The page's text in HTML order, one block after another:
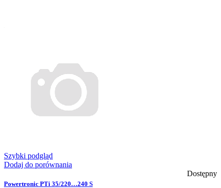
Szybki podgląd
Dodaj do porównania
Dostępny
Powertronic PTi 35/220…240 S